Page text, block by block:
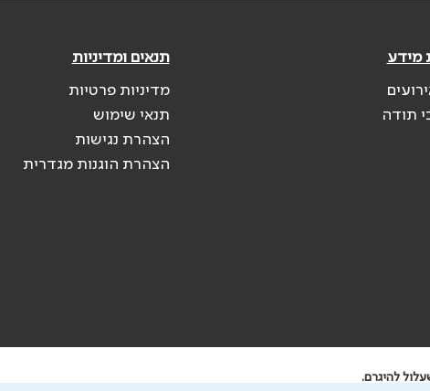
מידע
תודה
תנאים ומדיניות
מדיניות פרטיות
תנאי שימוש
הצהרת נגישות
הצהרת הוגנות מגדרית
להיגרם.